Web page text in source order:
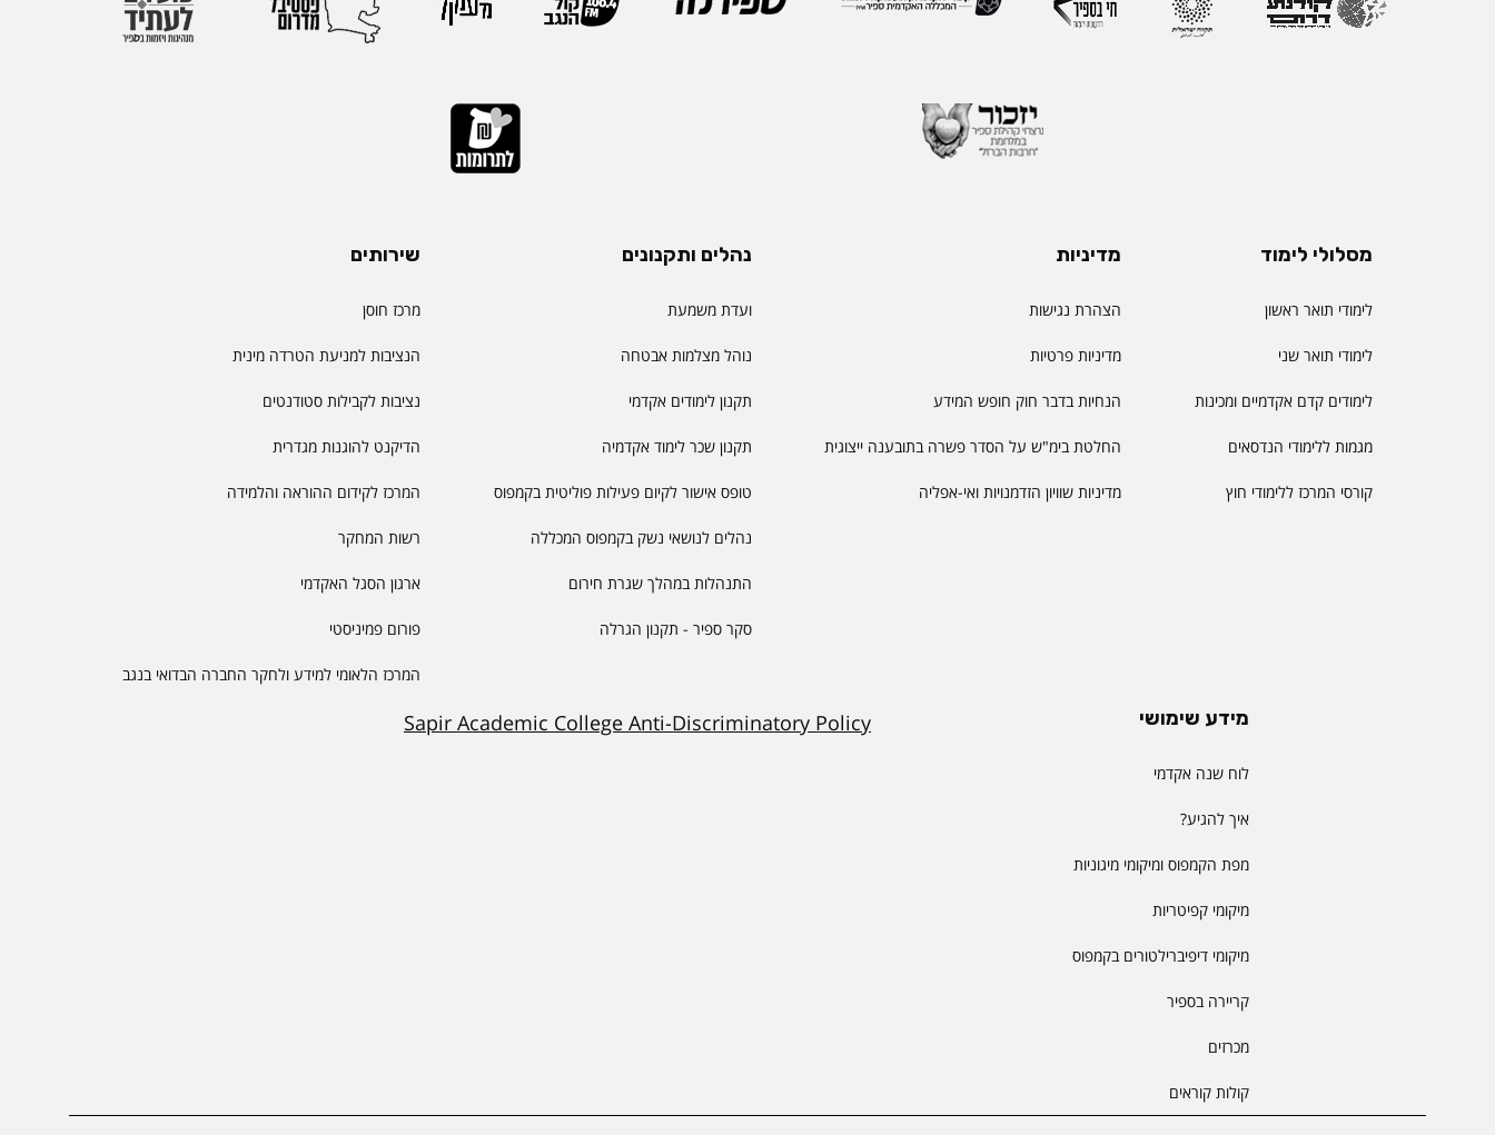
מסלולי לימוד
לימודי תואר ראשון
לימודי תואר שני
לימודים קדם אקדמיים ומכינות
מגמות ללימודי הנדסאים
קורסי המרכז ללימודי חוץ
מדיניות
הצהרת נגישות
מדיניות פרטיות
הנחיות בדבר חוק חופש המידע
החלטת בימ"ש על הסדר פשרה בתובענה ייצוגית
מדיניות שוויון הזדמנויות ואי-אפליה
נהלים ותקנונים
ועדת משמעת
נוהל מצלמות אבטחה
תקנון לימודים אקדמי
תקנון שכר לימוד אקדמיה
טופס אישור לקיום פעילות פוליטית בקמפוס
נהלים לנושאי נשק בקמפוס המכללה
התנהלות במהלך שגרת חירום
סקר ספיר - תקנון הגרלה
שירותים
מרכז חוסן
הנציבות למניעת הטרדה מינית
נציבות לקבילות סטודנטים
הדיקנט להוגנות מגדרית
המרכז לקידום ההוראה והלמידה
רשות המחקר
ארגון הסגל האקדמי
פורום פמיניסטי
המרכז הלאומי למידע ולחקר החברה הבדואי בנגב
מידע שימושי
לוח שנה אקדמי
איך להגיע?
מפת הקמפוס ומיקומי מיגוניות
מיקומי קפיטריות
מיקומי דיפיברילטורים בקמפוס
קריירה בספיר
מכרזים
קולות קוראים
Sapir Academic College Anti-Discriminatory Policy